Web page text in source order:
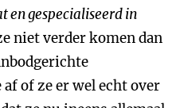
en gespecialiseerd in
niet verder komen dan
of ze er wel echt over